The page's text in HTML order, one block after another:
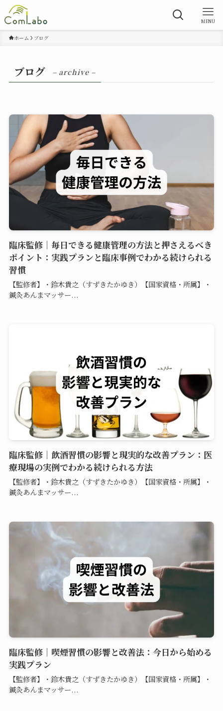
MENU
ホーム ブログ
ブログ – archive –
臨床監修｜毎日できる健康管理の方法と押さえるべき
ポイント：実践プランと臨床事例でわかる続けられる
習慣
【監修者】・鈴木貴之（すずきたかゆき）【国家資格・所属】・
鍼灸あんまマッサー...
臨床監修｜飲酒習慣の影響と現実的な改善プラン：医
療現場の実例でわかる続けられる方法
【監修者】・鈴木貴之（すずきたかゆき）【国家資格・所属】・
鍼灸あんまマッサー...
臨床監修｜喫煙習慣の影響と改善法：今日から始める
実践プラン
【監修者】・鈴木貴之（すずきたかゆき）【国家資格・所属】・
鍼灸あんまマッサー...